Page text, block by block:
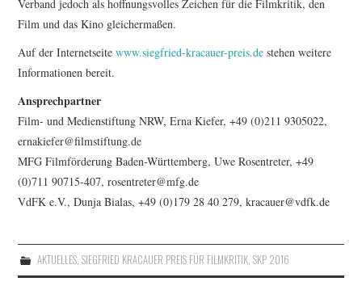
Verband jedoch als hoffnungsvolles Zeichen für die Filmkritik, den
Film und das Kino gleichermaßen.
Auf der Internetseitewww.siegfried-kracauer-preis.de stehen weitere
Informationen bereit.
Ansprechpartner
Film- und Medienstiftung NRW, Erna Kiefer, +49 (0)211 9305022,
ernakiefer@filmstiftung.de
MFG Filmförderung Baden-Württemberg, Uwe Rosentreter, +49
(0)711 90715-407, rosentreter@mfg.de
VdFK e.V., Dunja Bialas, +49 (0)179 28 40 279, kracauer@vdfk.de
AKTUELLES, SIEGFRIED KRACAUER PREIS FÜR FILMKRITIK, SKP 2016